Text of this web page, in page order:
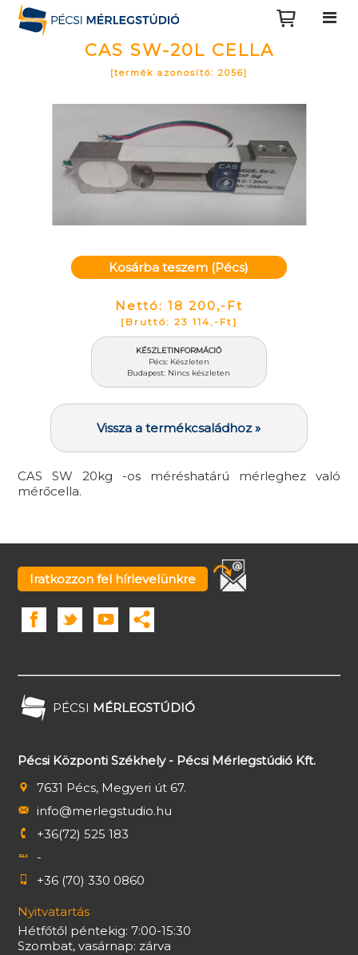
CAS SW-20L CELLA
[termék azonosító: 2056]
Kosárba teszem (Pécs)
Nettó: 18 200,-Ft
[Bruttó: 23 114,-Ft]
KÉSZLETINFORMÁCIÓ
Pécs: Készleten
Budapest: Nincs készleten
Vissza a termékcsaládhoz »
CAS SW 20kg -os méréshatárú mérleghez való
mérőcella.
Iratkozzon fel hírlevelünkre
PÉCSI MÉRLEGSTÚDIÓ
Pécsi Központi Székhely - Pécsi Mérlegstúdió Kft.
7631 Pécs, Megyeri út 67.
info@merlegstudio.hu
+36(72) 525 183
-
+36 (70) 330 0860
Nyitvatartás
Hétfőtől péntekig: 7:00-15:30
Szombat, vasárnap: zárva